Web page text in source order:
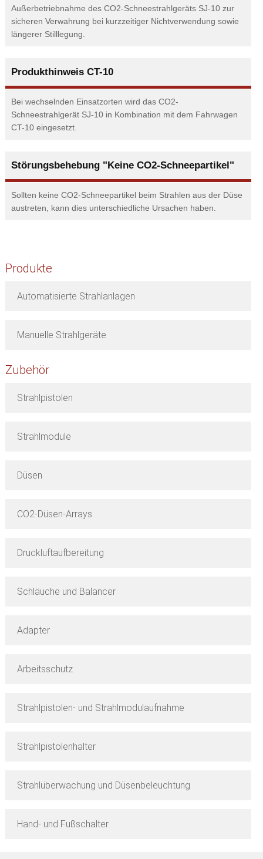
Außerbetriebnahme des CO2-Schneestrahlgeräts SJ-10 zur
sicheren Verwahrung bei kurzzeitiger Nichtverwendung sowie
längerer Stilllegung.
Produkthinweis CT-10
Bei wechselnden Einsatzorten wird das CO2-
Schneestrahlgerät SJ-10 in Kombination mit dem Fahrwagen
CT-10 eingesetzt.
Störungsbehebung "Keine CO2-Schneepartikel"
Sollten keine CO2-Schneepartikel beim Strahlen aus der Düse
austreten, kann dies unterschiedliche Ursachen haben.
Produkte
Automatisierte Strahlanlagen
Manuelle Strahlgeräte
Zubehör
Strahlpistolen
Strahlmodule
Düsen
CO2-Düsen-Arrays
Druckluftaufbereitung
Schläuche und Balancer
Adapter
Arbeitsschutz
Strahlpistolen- und Strahlmodulaufnahme
Strahlpistolenhalter
Strahlüberwachung und Düsenbeleuchtung
Hand- und Fußschalter